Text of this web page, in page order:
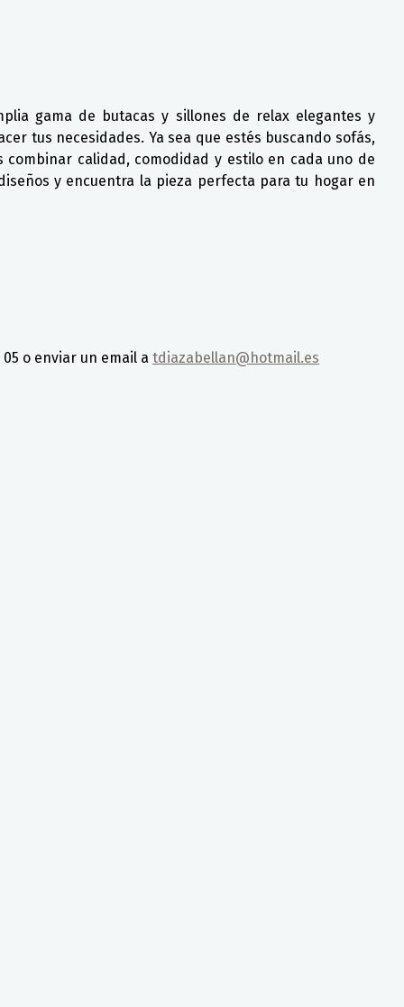
gama de butacas y sillones de relax elegantes y
tus necesidades. Ya sea que estés buscando sofás,
calidad, comodidad y estilo en cada uno de
y encuentra la pieza perfecta para tu hogar en
o enviar un email a tdiazabellan@hotmail.es